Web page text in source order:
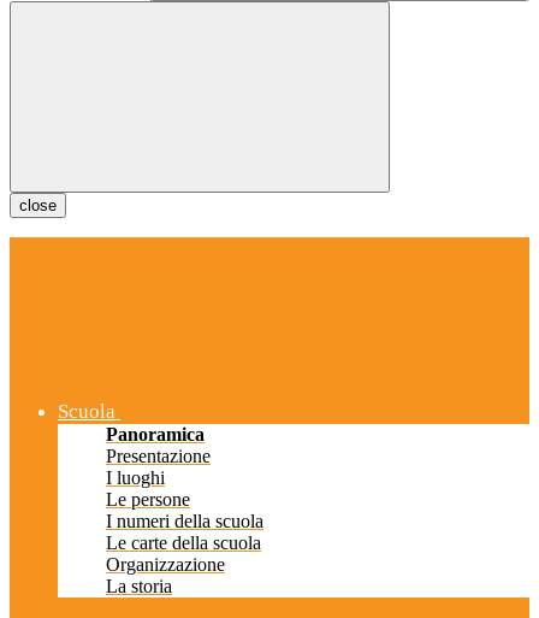
close
Scuola
Panoramica
Presentazione
I luoghi
Le persone
I numeri della scuola
Le carte della scuola
Organizzazione
La storia